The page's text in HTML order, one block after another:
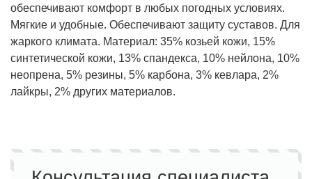
обеспечивают комфорт в любых погодных условиях.
Мягкие и удобные. Обеспечивают защиту суставов. Для
жаркого климата. Материал: 35% козьей кожи, 15%
синтетической кожи, 13% спандекса, 10% нейлона, 10%
неопрена, 5% резины, 5% карбона, 3% кевлара, 2%
лайкры, 2% других материалов.